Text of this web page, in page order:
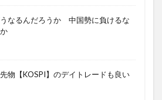
うなるんだろうか 中国勢に負けるな
物【KOSPI】のデイトレードも良い